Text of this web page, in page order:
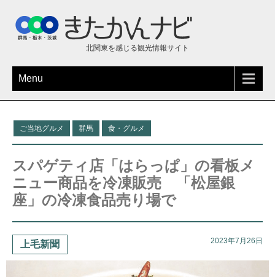
北関東を感じる観光情報サイト
Menu
ご当地グルメ 群馬 食・グルメ
スパゲティ店「はらっぱ」の看板メ
ニュー商品を冷凍販売 「松屋銀
座」の冷凍食品売り場で
上毛新聞 2023年7月26日